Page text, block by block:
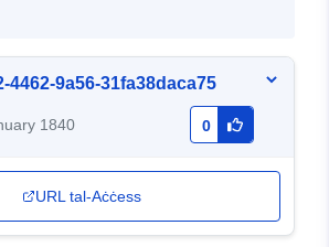
4462-9a56-31fa38daca75
1840 0
URL tal-Aċċess